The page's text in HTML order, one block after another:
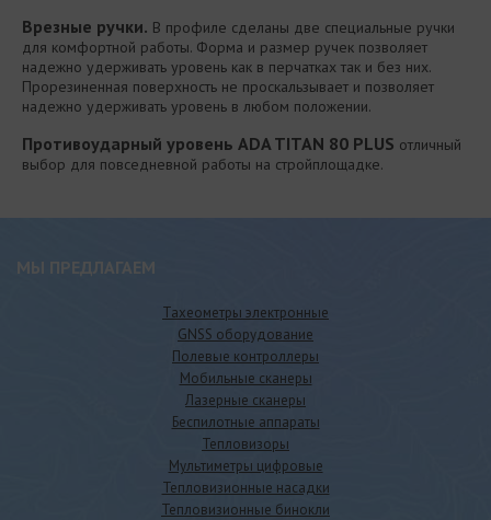
Врезные ручки. В профиле сделаны две специальные ручки
для комфортной работы. Форма и размер ручек позволяет
надежно удерживать уровень как в перчатках так и без них.
Прорезиненная поверхность не проскальзывает и позволяет
надежно удерживать уровень в любом положении.
Противоударный уровень ADA TITAN 80 PLUS отличный
выбор для повседневной работы на стройплощадке.
МЫ ПРЕДЛАГАЕМ
Тахеометры электронные
GNSS оборудование
Полевые контроллеры
Мобильные сканеры
Лазерные сканеры
Беспилотные аппараты
Тепловизоры
Мультиметры цифровые
Тепловизионные насадки
Тепловизионные бинокли